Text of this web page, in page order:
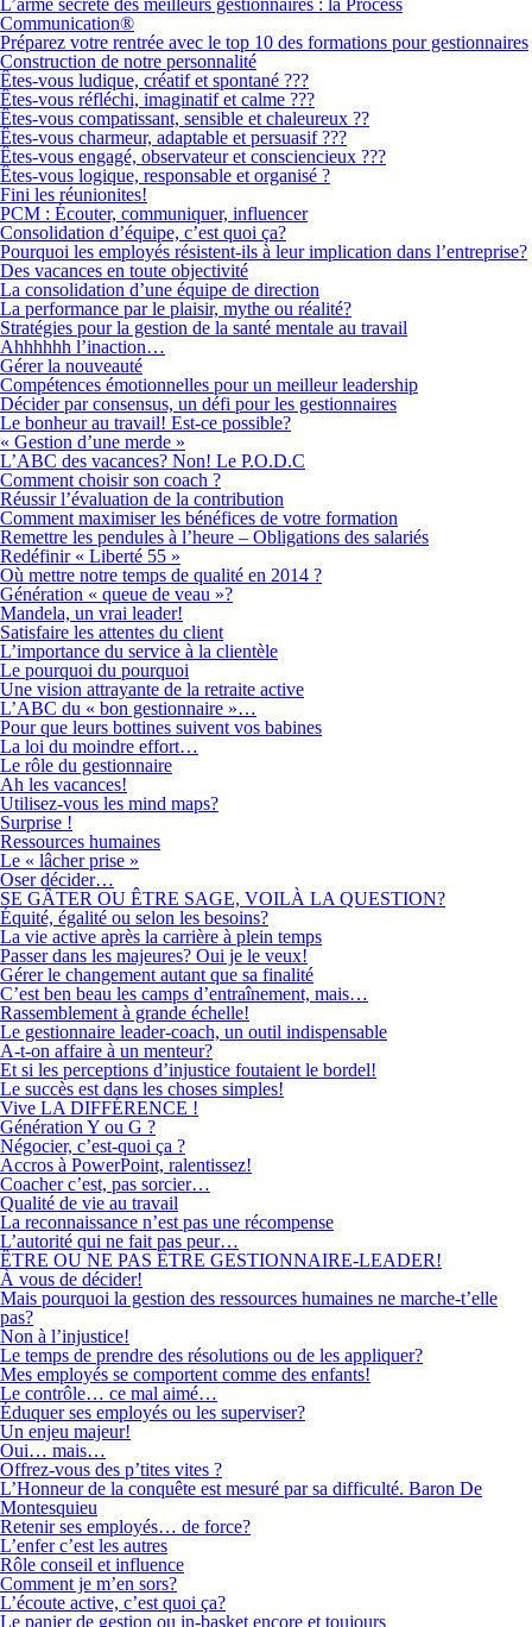
L’arme secrète des meilleurs gestionnaires : la Process
Communication®
Préparez votre rentrée avec le top 10 des formations pour gestionnaires
Construction de notre personnalité
Êtes-vous ludique, créatif et spontané ???
Êtes-vous réfléchi, imaginatif et calme ???
Êtes-vous compatissant, sensible et chaleureux ??
Êtes-vous charmeur, adaptable et persuasif ???
Êtes-vous engagé, observateur et consciencieux ???
Êtes-vous logique, responsable et organisé ?
Fini les réunionites!
PCM : Écouter, communiquer, influencer
Consolidation d’équipe, c’est quoi ça?
Pourquoi les employés résistent-ils à leur implication dans l’entreprise?
Des vacances en toute objectivité
La consolidation d’une équipe de direction
La performance par le plaisir, mythe ou réalité?
Stratégies pour la gestion de la santé mentale au travail
Ahhhhhh l’inaction…
Gérer la nouveauté
Compétences émotionnelles pour un meilleur leadership
Décider par consensus, un défi pour les gestionnaires
Le bonheur au travail! Est-ce possible?
« Gestion d’une merde »
L’ABC des vacances? Non! Le P.O.D.C
Comment choisir son coach ?
Réussir l’évaluation de la contribution
Comment maximiser les bénéfices de votre formation
Remettre les pendules à l’heure – Obligations des salariés
Redéfinir « Liberté 55 »
Où mettre notre temps de qualité en 2014 ?
Génération « queue de veau »?
Mandela, un vrai leader!
Satisfaire les attentes du client
L’importance du service à la clientèle
Le pourquoi du pourquoi
Une vision attrayante de la retraite active
L’ABC du « bon gestionnaire »…
Pour que leurs bottines suivent vos babines
La loi du moindre effort…
Le rôle du gestionnaire
Ah les vacances!
Utilisez-vous les mind maps?
Surprise !
Ressources humaines
Le « lâcher prise »
Oser décider…
SE GÂTER OU ÊTRE SAGE, VOILÀ LA QUESTION?
Équité, égalité ou selon les besoins?
La vie active après la carrière à plein temps
Passer dans les majeures? Oui je le veux!
Gérer le changement autant que sa finalité
C’est ben beau les camps d’entraînement, mais…
Rassemblement à grande échelle!
Le gestionnaire leader-coach, un outil indispensable
A-t-on affaire à un menteur?
Et si les perceptions d’injustice foutaient le bordel!
Le succès est dans les choses simples!
Vive LA DIFFÉRENCE !
Génération Y ou G ?
Négocier, c’est-quoi ça ?
Accros à PowerPoint, ralentissez!
Coacher c’est, pas sorcier…
Qualité de vie au travail
La reconnaissance n’est pas une récompense
L’autorité qui ne fait pas peur…
ÊTRE OU NE PAS ÊTRE GESTIONNAIRE-LEADER!
À vous de décider!
Mais pourquoi la gestion des ressources humaines ne marche-t’elle
pas?
Non à l’injustice!
Le temps de prendre des résolutions ou de les appliquer?
Mes employés se comportent comme des enfants!
Le contrôle… ce mal aimé…
Éduquer ses employés ou les superviser?
Un enjeu majeur!
Oui… mais…
Offrez-vous des p’tites vites ?
L’Honneur de la conquête est mesuré par sa difficulté. Baron De
Montesquieu
Retenir ses employés… de force?
L’enfer c’est les autres
Rôle conseil et influence
Comment je m’en sors?
L’écoute active, c’est quoi ça?
Le panier de gestion ou in-basket encore et toujours